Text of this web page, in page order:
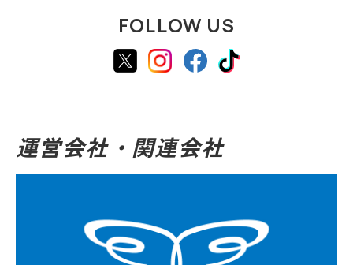
FOLLOW US
運営会社・関連会社